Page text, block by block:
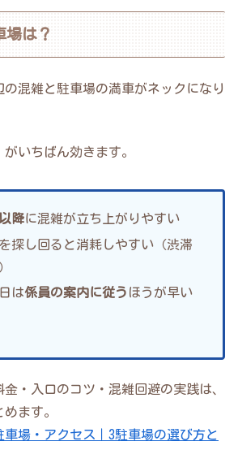
場は？
の混雑と駐車場の満車がネックになり
がいちばん効きます。
降に混雑が立ち上がりやすい
探し回ると消耗しやすい（渋滞
は係員の案内に従う ほうが早い
・入口のコツ・混雑回避の実践は、
ます。
車場・アクセス｜3駐車場の選び方と